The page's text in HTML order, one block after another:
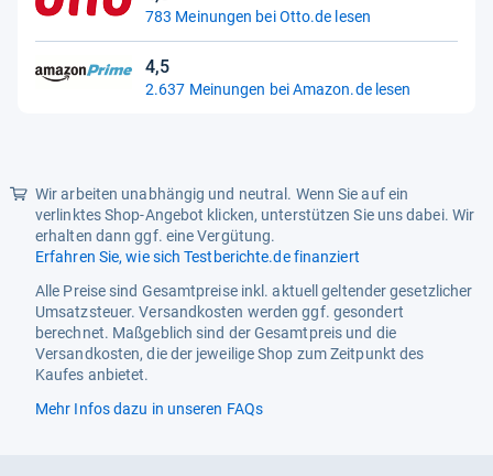
Handgefertigt Nein
Nein
Handgelenkumfang
Mit Bedienungsanleitung Nein
Box/Originalverpackung
Mit Original-Papieren Ja
Mit Originalverpackung Nein
Mit Serviceprotokoll Nein
von
Sternen
783 Meinungen bei Otto.de lesen
4,5
4,5
von
2.637 Meinungen bei Amazon.de lesen
Wir arbeiten unabhängig und neutral. Wenn Sie auf ein
verlinktes Shop-Angebot klicken, unterstützen Sie uns dabei. Wir
erhalten dann ggf. eine Vergütung.
Erfahren Sie, wie sich Testberichte.de finanziert
Alle Preise sind Gesamtpreise inkl. aktuell geltender gesetzlicher
Umsatzsteuer. Versandkosten werden ggf. gesondert
berechnet. Maßgeblich sind der Gesamtpreis und die
Versandkosten, die der jeweilige Shop zum Zeitpunkt des
Kaufes anbietet.
Mehr Infos dazu in unseren FAQs